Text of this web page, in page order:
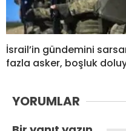
İsrail’in gündemini
fazla asker, boşluk
YORUMLAR